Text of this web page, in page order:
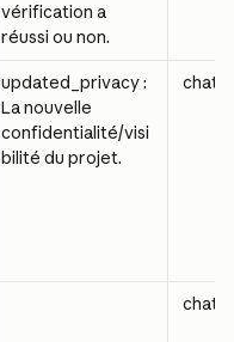
vérification a
réussi ou non.
updated_privacy :
La nouvelle
confidentialité/visi
bilité du projet.